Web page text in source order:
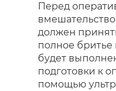
Перед
должен
полное бритье
будет
подготовки к
помощью